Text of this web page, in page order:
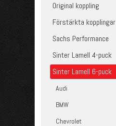
Original koppling
Förstärkta kopplingar
Sachs Performance
Sinter Lamell 4-puck
Sinter Lamell 6-puck
Audi
BMW
Chevrolet